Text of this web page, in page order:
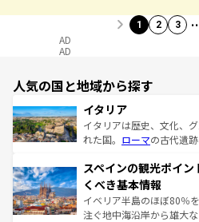
1 2 3
AD
AD
人気の国と地域から探す
イタリア
イタリアは歴史、文化、
れた国。 ローマの古代遺
ろん、トスカーナの美し
景など、自然景観も見逃
ピザやパスタなど、絶品
できる。朝目覚めてから
スペインの観光ポイ
くべき基本情報
イベリア半島のほぼ80％
注ぐ地中海沿岸から雄大